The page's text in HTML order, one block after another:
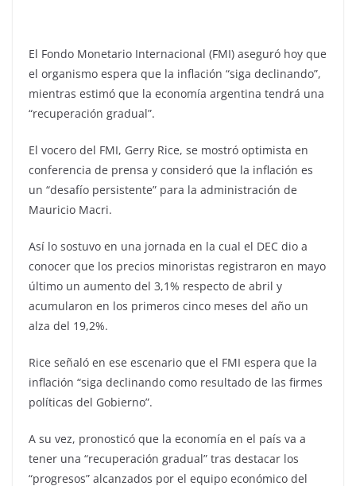
El Fondo Monetario Internacional (FMI) aseguró hoy que
el organismo espera que la inflación “siga declinando”,
mientras estimó que la economía argentina tendrá una
“recuperación gradual”.
El vocero del FMI, Gerry Rice, se mostró optimista en
conferencia de prensa y consideró que la inflación es
un “desafío persistente” para la administración de
Mauricio Macri.
Así lo sostuvo en una jornada en la cual el DEC dio a
conocer que los precios minoristas registraron en mayo
último un aumento del 3,1% respecto de abril y
acumularon en los primeros cinco meses del año un
alza del 19,2%.
Rice señaló en ese escenario que el FMI espera que la
inflación “siga declinando como resultado de las firmes
políticas del Gobierno”.
A su vez, pronosticó que la economía en el país va a
tener una “recuperación gradual” tras destacar los
“progresos” alcanzados por el equipo económico del